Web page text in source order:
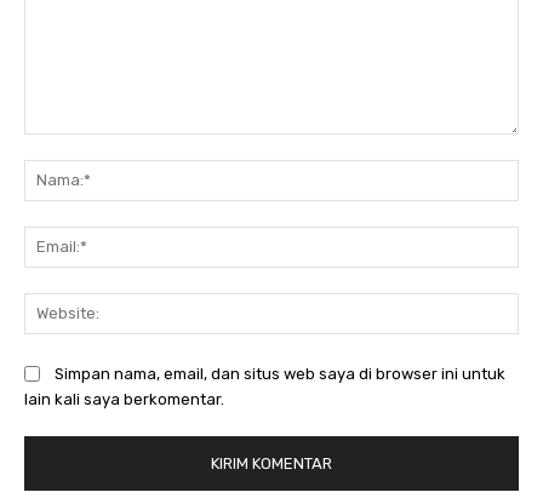
Simpan nama, email, dan situs web saya di browser ini untuk
lain kali saya berkomentar.